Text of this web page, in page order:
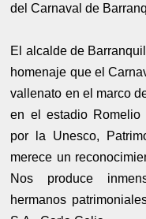
del Carnaval de
El alcalde de
homenaje que el
vallenato en el marco
en el estadio Romelio
por la Unesco,
merece un
Nos produce
hermanos